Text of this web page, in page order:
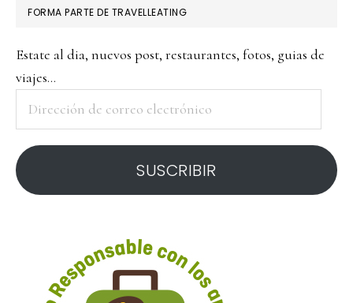
FORMA PARTE DE TRAVELLEATING
Estate al dia, nuevos post, restaurantes, fotos, guias de
viajes...
correo
electrónico
SUSCRIBIR